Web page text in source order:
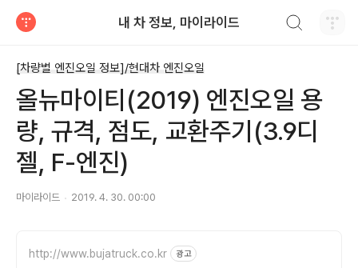
내 차 정보, 마이라이드
[차량별 엔진오일 정보]/현대차 엔진오일
올뉴마이티(2019) 엔진오일 용
량, 규격, 점도, 교환주기(3.9디
젤, F-엔진)
마이라이드 2019. 4. 30. 00:00
http://www.bujatruck.co.kr 광고